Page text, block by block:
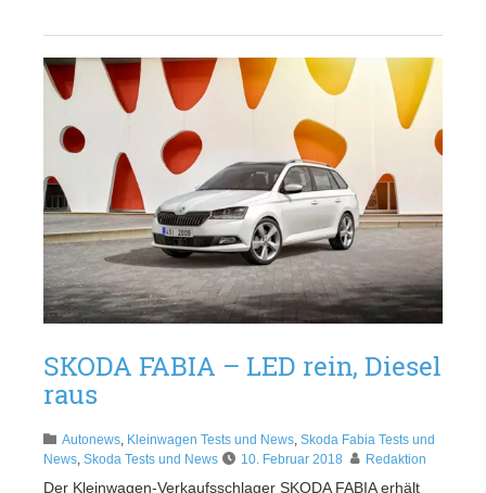
SKODA FABIA – LED rein, Diesel
raus
Autonews, Kleinwagen Tests und News, Skoda Fabia Tests und
News, Skoda Tests und News 10. Februar 2018 Redaktion
Der Kleinwagen-Verkaufsschlager SKODA FABIA erhält